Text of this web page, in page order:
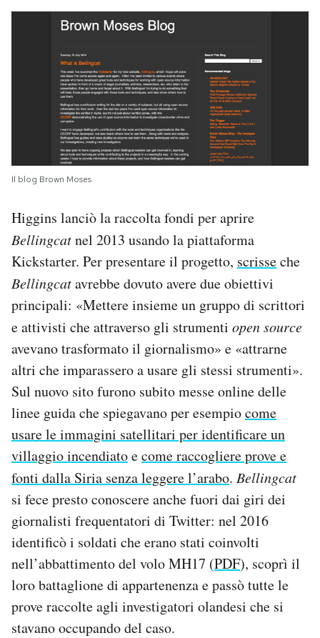
Il blog Brown Moses
Higgins lanciò la raccolta fondi per aprire
Bellingcatnel 2013 usando la piattaforma
Kickstarter. Per presentare il progetto, scrisseche
Bellingcatavrebbe dovuto avere due obiettivi
principali: «Mettere insieme un gruppo di scrittori
e attivisti che attraverso gli strumenti open source
avevano trasformato il giornalismo» e «attrarne
altri che imparassero a usare gli stessi strumenti».
Sul nuovo sito furono subito messe online delle
linee guida che spiegavano per esempiocome
usare le immagini satellitari per identificare un
villaggio incendiatoecome raccogliere prove e
fonti dalla Siria senza leggere l’arabo. Bellingcat
si fece presto conoscere anche fuori dai giri dei
giornalisti frequentatori di Twitter: nel 2016
identificò i soldati che erano stati coinvolti
nell’abbattimento del volo MH17 (PDF), scoprì il
loro battaglione di appartenenza e passò tutte le
prove raccolte agli investigatori olandesi che si
stavano occupando del caso.